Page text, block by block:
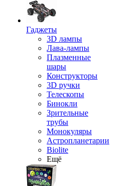
Гаджеты
3D лампы
Лава-лампы
Плазменные
шары
Конструкторы
3D ручки
Телескопы
Бинокли
Зрительные
трубы
Монокуляры
Астропланетарии
Biolite
Ещё